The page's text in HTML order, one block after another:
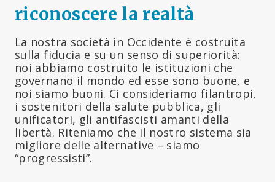
riconoscere la realtà
La nostra società in Occidente è costruita
sulla fiducia e su un senso di superiorità:
noi abbiamo costruito le istituzioni che
governano il mondo ed esse sono buone, e
noi siamo buoni. Ci consideriamo filantropi,
i sostenitori della salute pubblica, gli
unificatori, gli antifascisti amanti della
libertà. Riteniamo che il nostro sistema sia
migliore delle alternative – siamo
“progressisti”.